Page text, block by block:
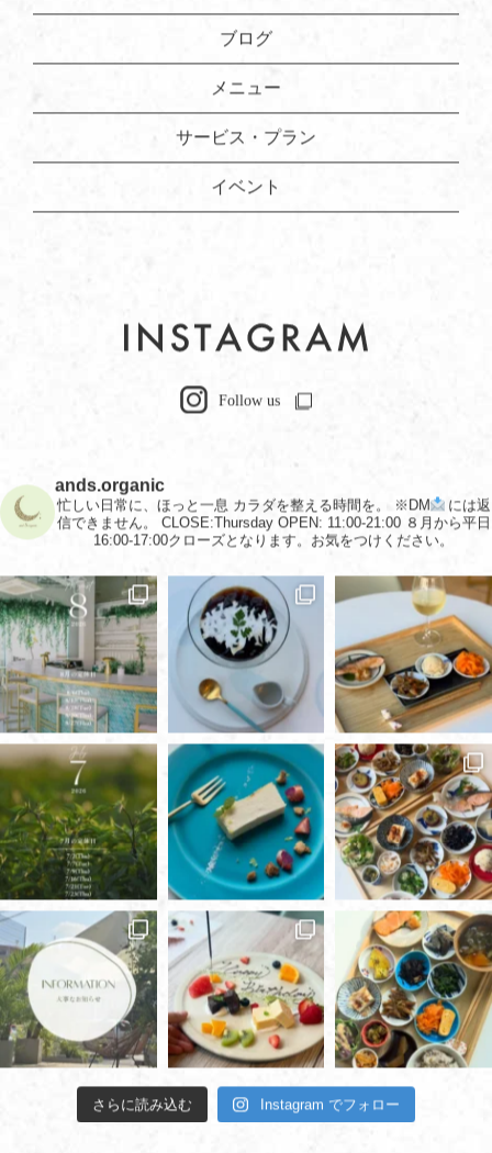
ブログ
メニュー
サービス・プラン
イベント
ands.organic
忙しい日常に、ほっと一息 カラダを整える時間を。 ※DM
には返
信できません。
CLOSE:Thursday OPEN: 11:00-21:00８月から平日
16:00-17:00クローズとなります。お気をつけください。
さらに読み込む Instagram でフォロー